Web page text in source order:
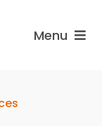
Menu